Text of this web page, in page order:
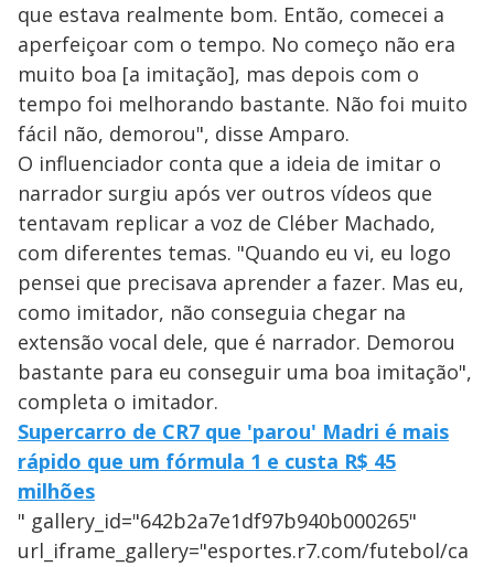
que estava realmente bom. Então, comecei a
aperfeiçoar com o tempo. No começo não era
muito boa [a imitação], mas depois com o
tempo foi melhorando bastante. Não foi muito
fácil não, demorou", disse Amparo.
O influenciador conta que a ideia de imitar o
narrador surgiu após ver outros vídeos que
tentavam replicar a voz de Cléber Machado,
com diferentes temas. "Quando eu vi, eu logo
pensei que precisava aprender a fazer. Mas eu,
como imitador, não conseguia chegar na
extensão vocal dele, que é narrador. Demorou
bastante para eu conseguir uma boa imitação",
completa o imitador.
Supercarro de CR7 que 'parou' Madri é mais
rápido que um fórmula 1 e custa R$ 45
milhões
" gallery_id="642b2a7e1df97b940b000265"
url_iframe_gallery="esportes.r7.com/futebol/ca